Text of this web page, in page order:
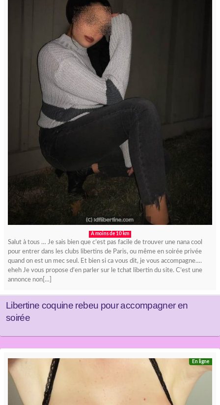
A moins de 10 km
Salut à tous … Je sais bien que c’est pas facile de trouver une nana cool
pour entrer dans les clubs libertins de Paris, ou même en soirée privée
quand on est un mec seul. Et bien si ca vous dit, je vous accompagne….
eheh Je vous propose d’en parler sur le tchat libertin du site. C’est une
annonce non[…]
Libertine coquine rebeu pour accompagner en
soirée
En ligne